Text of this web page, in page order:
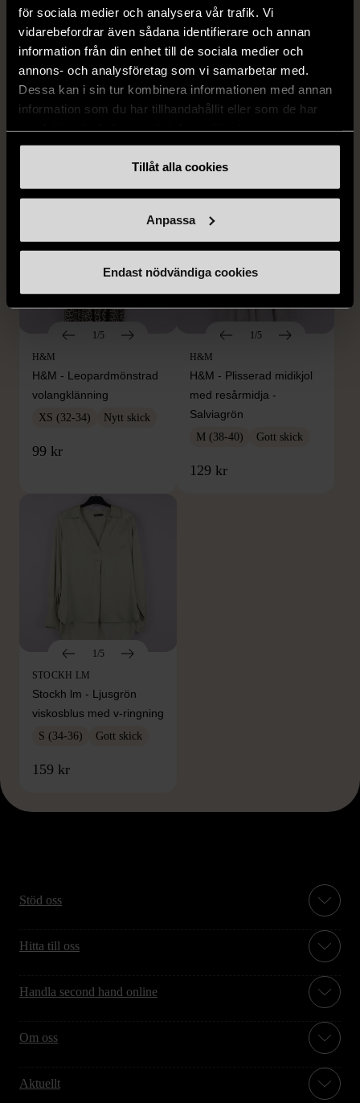
för sociala medier och analysera vår trafik. Vi
vidarebefordrar även sådana identifierare och annan
information från din enhet till de sociala medier och
annons- och analysföretag som vi samarbetar med.
Dessa kan i sin tur kombinera informationen med annan
information som du har tillhandahållit eller som de har
Tillåt alla cookies
Anpassa
Endast nödvändiga cookies
1/5
SNÖ OF SWEDEN
SNÖ of Sweden -
Halsband med
cirkelhänge
Gott skick
169 kr
1/5
RODEBJER
Rodebjer - Mönstrad topp
med knappdetalj
M (38-40)
Mycket gott skick
399 kr
1/5
H&M
H&M - Leopardmönstrad
volangklänning
XS (32-34) Nytt skick
99 kr
1/5
H&M
H&M - Plisserad midikjol
med resårmidja -
Salviagrön
M (38-40) Gott skick
129 kr
1/5
STOCKH LM
Stockh lm - Ljusgrön
viskosblus med v-ringning
S (34-36) Gott skick
159 kr
Stöd oss
Hitta till oss
Handla second hand online
Om oss
Aktuellt